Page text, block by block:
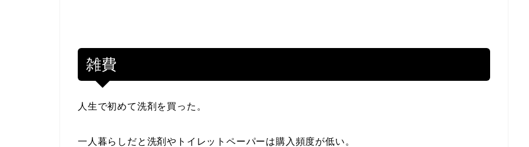
雑費
人生で初めて洗剤を買った。
一人暮らしだと洗剤やトイレットペーパーは購入頻度が低い。